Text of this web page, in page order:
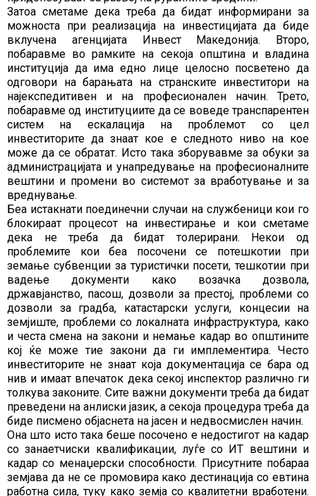
Затоа сметаме дека треба да бидат информирани за
можноста при реализација на инвестицијата да биде
вклучена агенцијата Инвест Македонија. Второ,
побаравме во рамките на секоја општина и владина
институција да има едно лице целосно посветено да
одговори на барањата на странските инвеститори на
најекспедитивен и на професионален начин. Трето,
побаравме од институциите да се воведе транспарентен
систем на ескалација на проблемот со цел
инвеститорите да знаат кое е следното ниво на кое
може да се обратат. Исто така зборувавме за обуки за
администрацијата и унапредување на професионалните
вештини и промени во системот за вработување и за
вреднување.
Беа истакнати поединечни случаи на службеници кои го
блокираат процесот на инвестирање и кои сметаме
дека не треба да бидат толерирани. Некои од
проблемите кои беа посочени се потешкотии при
земање субвенции за туристички посети, тешкотии при
вадење документи како возачка дозвола,
државјанство, пасош, дозволи за престој, проблеми со
дозволи за градба, катастарски услуги, концесии на
земјиште, проблеми со локалната инфраструктура, како
и честа смена на закони и немање кадар во општините
кој ќе може тие закони да ги имплементира. Често
инвеститорите не знаат која документација се бара од
нив и имаат впечаток дека секој инспектор различно ги
толкува законите. Сите важни документи треба да бидат
преведени на анлиски јазик, а секоја процедура треба да
биде писмено објаснета на јасен и недвосмислен начин.
Она што исто така беше посочено е недостигот на кадар
со занаетчиски квалификации, луѓе со ИТ вештини и
кадар со менаџерски способности. Присутните побараа
земјава да не се промовира како дестинација со евтина
работна сила, туку како земја со квалитетни вработени.